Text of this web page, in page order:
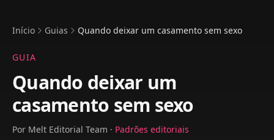
Início Guias Quando deixar um casamento sem sexo
GUIA
Quando deixar um
casamento sem sexo
Por Melt Editorial Team · Padrões editoriais